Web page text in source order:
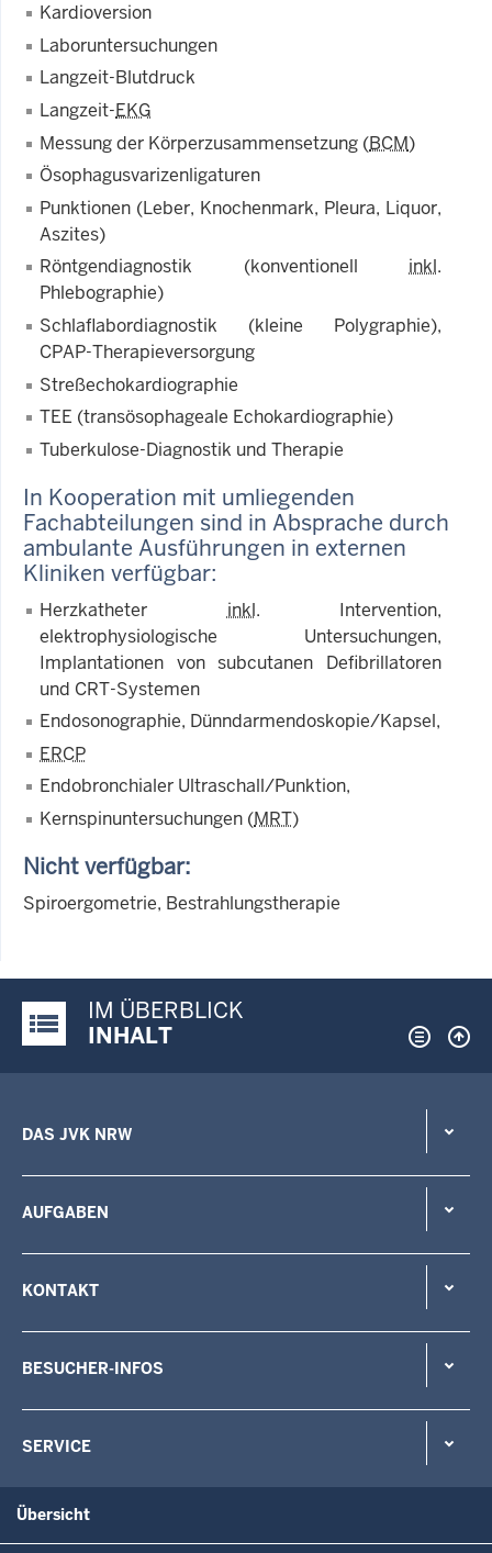
Kardioversion
Laboruntersuchungen
Langzeit-Blutdruck
Langzeit-EKG
Messung der Körperzusammensetzung (BCM)
Ösophagusvarizenligaturen
Punktionen (Leber, Knochenmark, Pleura, Liquor,
Aszites)
Röntgendiagnostik (konventionell inkl.
Phlebographie)
Schlaflabordiagnostik (kleine Polygraphie),
CPAP-Therapieversorgung
Streßechokardiographie
TEE (transösophageale Echokardiographie)
Tuberkulose-Diagnostik und Therapie
In Kooperation mit umliegenden
Fachabteilungen sind in Absprache durch
ambulante Ausführungen in externen
Kliniken verfügbar:
Herzkatheter inkl. Intervention,
elektrophysiologische Untersuchungen,
Implantationen von subcutanen Defibrillatoren
und CRT-Systemen
Endosonographie, Dünndarmendoskopie/Kapsel,
ERCP
Endobronchialer Ultraschall/Punktion,
Kernspinuntersuchungen (MRT)
Nicht verfügbar:
Spiroergometrie, Bestrahlungstherapie
Justiz-Portal im Überblick:
IM ÜBERBLICK
INHALT
DAS JVK NRW
AUFGABEN
KONTAKT
BESUCHER-INFOS
SERVICE
Übersicht